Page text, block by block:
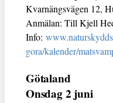
Kvarnängsvägen 12,
Anmälan: Till Kjell
Info:
gora/kalender/
Götaland
Onsdag 2 juni